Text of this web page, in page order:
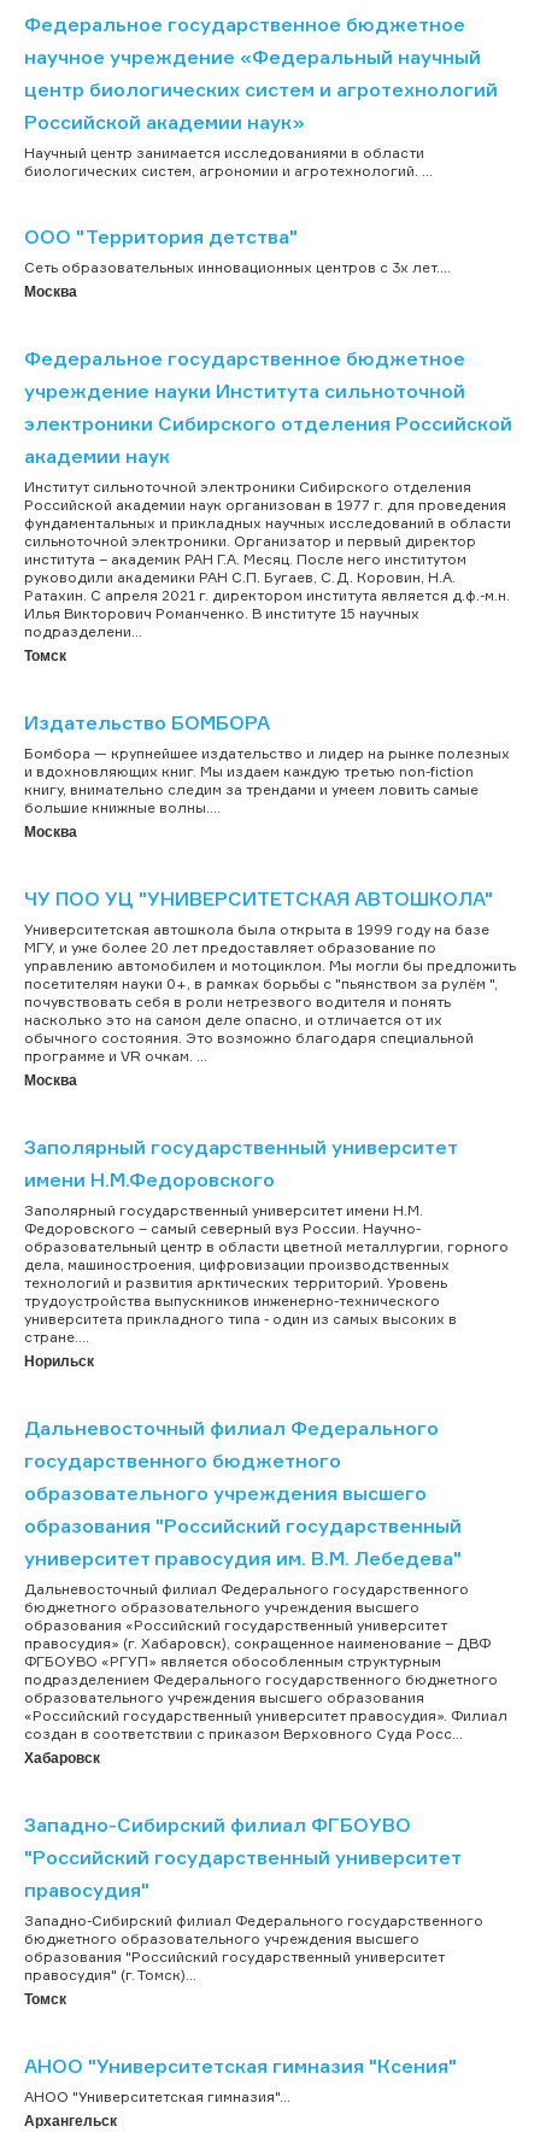
Федеральное государственное бюджетное
научное учреждение «Федеральный научный
центр биологических систем и агротехнологий
Российской академии наук»
Научный центр занимается исследованиями в области
биологических систем, агрономии и агротехнологий. ...
ООО "Территория детства"
Сеть образовательных инновационных центров с 3х лет....
Москва
Федеральное государственное бюджетное
учреждение науки Института сильноточной
электроники Сибирского отделения Российской
академии наук
Институт сильноточной электроники Сибирского отделения
Российской академии наук организован в 1977 г. для проведения
фундаментальных и прикладных научных исследований в области
сильноточной электроники. Организатор и первый директор
института – академик РАН Г.А. Месяц. После него институтом
руководили академики РАН С.П. Бугаев, С.Д. Коровин, Н.А.
Ратахин. С апреля 2021 г. директором института является д.ф.-м.н.
Илья Викторович Романченко. В институте 15 научных
подразделени...
Томск
Издательство БОМБОРА
Бомбора — крупнейшее издательство и лидер на рынке полезных
и вдохновляющих книг. Мы издаем каждую третью non-fiction
книгу, внимательно следим за трендами и умеем ловить самые
большие книжные волны....
Москва
ЧУ ПОО УЦ "УНИВЕРСИТЕТСКАЯ АВТОШКОЛА"
Университетская автошкола была открыта в 1999 году на базе
МГУ, и уже более 20 лет предоставляет образование по
управлению автомобилем и мотоциклом. Мы могли бы предложить
посетителям науки 0+, в рамках борьбы с "пьянством за рулём ",
почувствовать себя в роли нетрезвого водителя и понять
насколько это на самом деле опасно, и отличается от их
обычного состояния. Это возможно благодаря специальной
программе и VR очкам. ...
Москва
Заполярный государственный университет
имени Н.М.Федоровского
Заполярный государственный университет имени Н.М.
Федоровского – самый северный вуз России. Научно-
образовательный центр в области цветной металлургии, горного
дела, машиностроения, цифровизации производственных
технологий и развития арктических территорий. Уровень
трудоустройства выпускников инженерно-технического
университета прикладного типа - один из самых высоких в
стране....
Норильск
Дальневосточный филиал Федерального
государственного бюджетного
образовательного учреждения высшего
образования "Российский государственный
университет правосудия им. В.М. Лебедева"
Дальневосточный филиал Федерального государственного
бюджетного образовательного учреждения высшего
образования «Российский государственный университет
правосудия» (г. Хабаровск), сокращенное наименование – ДВФ
ФГБОУВО «РГУП» является обособленным структурным
подразделением Федерального государственного бюджетного
образовательного учреждения высшего образования
«Российский государственный университет правосудия». Филиал
создан в соответствии с приказом Верховного Суда Росс...
Хабаровск
Западно-Сибирский филиал ФГБОУВО
"Российский государственный университет
правосудия"
Западно-Сибирский филиал Федерального государственного
бюджетного образовательного учреждения высшего
образования "Российский государственный университет
правосудия" (г. Томск)...
Томск
АНОО "Университетская гимназия "Ксения"
АНОО "Университетская гимназия"...
Архангельск